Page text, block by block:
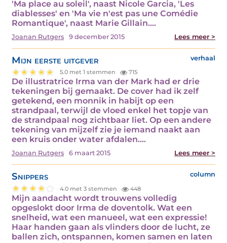
'Ma place au soleil', naast Nicole Garcia, 'Les
diablesses' en 'Ma vie n'est pas une Comédie
Romantique', naast Marie Gillain.…
Joanan Rutgers 9 december 2015 Lees meer >
Mijn eerste uitgever verhaal
5.0 met 1 stemmen 715
De illustratrice Irma van der Mark had er drie
tekeningen bij gemaakt. De cover had ik zelf
getekend, een monnik in habijt op een
strandpaal, terwijl de vloed enkel het topje van
de strandpaal nog zichtbaar liet. Op een andere
tekening van mijzelf zie je iemand naakt aan
een kruis onder water afdalen.…
Joanan Rutgers 6 maart 2015 Lees meer >
Snippers column
4.0 met 3 stemmen 448
Mijn aandacht wordt trouwens volledig
opgeslokt door Irma de doventolk. Wat een
snelheid, wat een manueel, wat een expressie!
Haar handen gaan als vlinders door de lucht, ze
ballen zich, ontspannen, komen samen en laten